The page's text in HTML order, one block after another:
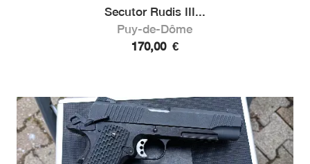
Secutor Rudis III...
Puy-de-Dôme
170,00 €